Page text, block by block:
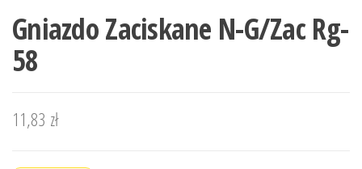
Gniazdo Zaciskane N-G/Zac Rg-
58
11,83 zł